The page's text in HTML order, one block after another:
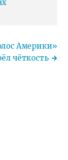
Америки»
чёткость